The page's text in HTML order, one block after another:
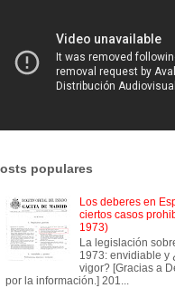
populares
Los deberes en
ciertos casos
1973)
La legislación
1973: envidiable y
vigor? [Gracias a
por la información.] 201...